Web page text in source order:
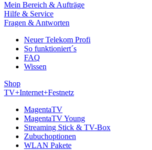
Mein Bereich & Aufträge
Hilfe & Service
Fragen & Antworten
Neuer Telekom Profi
So funktioniert´s
FAQ
Wissen
Shop
TV+Internet+Festnetz
MagentaTV
MagentaTV Young
Streaming Stick & TV-Box
Zubuchoptionen
WLAN Pakete